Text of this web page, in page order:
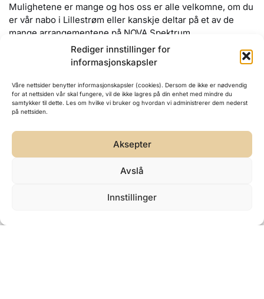
Rediger innstillinger for
informasjonskapsler
Våre nettsider benytter informasjonskapsler (cookies). Dersom de ikke er nødvendig
for at nettsiden vår skal fungere, vil de ikke lagres på din enhet med mindre du
samtykker til dette. Les om hvilke vi bruker og hvordan vi administrerer dem nederst
på nettsiden.
Aksepter
Avslå
Innstillinger
Mulighetene er mange og hos oss er alle velkomne, om du
er vår nabo i Lillestrøm eller kanskje deltar på et av de
mange arrangementene på NOVA Spektrum.